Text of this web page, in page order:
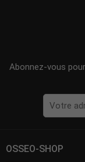
Abonnez-vous
OSSEO-SHOP